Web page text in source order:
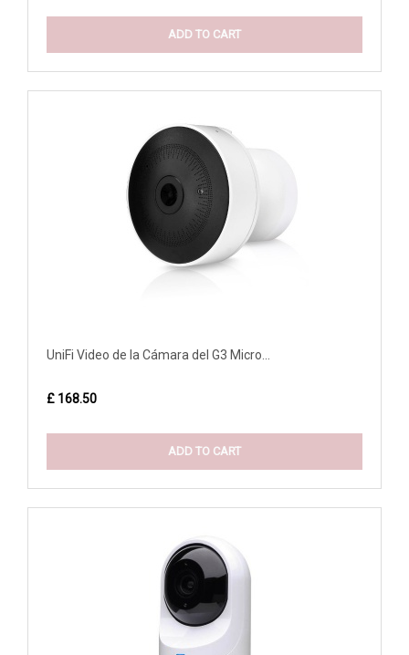
ADD TO CART
UniFi Video de la Cámara del G3 Micro...
£ 168.50
ADD TO CART